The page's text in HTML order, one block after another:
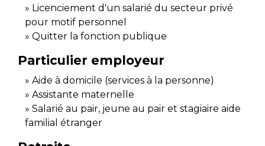
Licenciement d'un salarié du secteur privé
pour motif personnel
Quitter la fonction publique
Particulier employeur
Aide à domicile (services à la personne)
Assistante maternelle
Salarié au pair, jeune au pair et stagiaire aide
familial étranger